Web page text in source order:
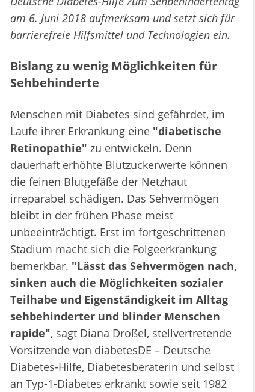
am 6. Juni 2018 aufmerksam und setzt sich für
barrierefreie Hilfsmittel und Technologien ein.
Bislang zu wenig Möglichkeiten für
Sehbehinderte
Menschen mit Diabetes sind gefährdet, im
Laufe ihrer Erkrankung eine "diabetische
Retinopathie" zu entwickeln. Denn
dauerhaft erhöhte Blutzuckerwerte können
die feinen Blutgefäße der Netzhaut
irreparabel schädigen. Das Sehvermögen
bleibt in der frühen Phase meist
unbeeinträchtigt. Erst im fortgeschrittenen
Stadium macht sich die Folgeerkrankung
bemerkbar. "Lässt das Sehvermögen nach,
sinken auch die Möglichkeiten sozialer
Teilhabe und Eigenständigkeit im Alltag
sehbehinderter und blinder Menschen
rapide", sagt Diana Droßel, stellvertretende
Vorsitzende von diabetesDE – Deutsche
Diabetes-Hilfe, Diabetesberaterin und selbst
an Typ-1-Diabetes erkrankt sowie seit 1982